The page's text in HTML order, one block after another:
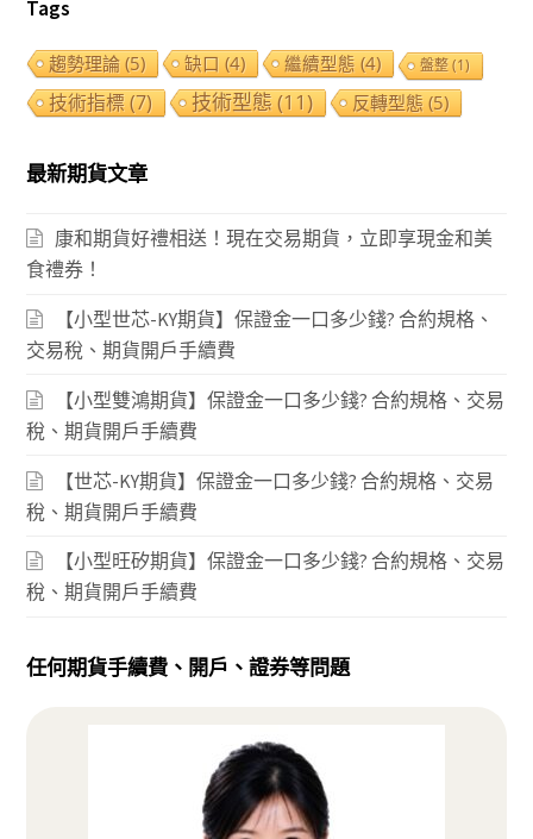
類
Tags
趨勢理論 (5) 缺口 (4) 繼續型態 (4) 盤整(1)
技術指標(7) 技術型態(11) 反轉型態 (5)
最新期貨文章
康和期貨好禮相送！現在交易期貨，立即享現金和美
食禮券！
【小型世芯-KY期貨】保證金一口多少錢? 合約規格、
交易稅、期貨開戶手續費
【小型雙鴻期貨】保證金一口多少錢? 合約規格、交易
稅、期貨開戶手續費
【世芯-KY期貨】保證金一口多少錢? 合約規格、交易
稅、期貨開戶手續費
【小型旺矽期貨】保證金一口多少錢? 合約規格、交易
稅、期貨開戶手續費
任何期貨手續費、開戶、證券等問題